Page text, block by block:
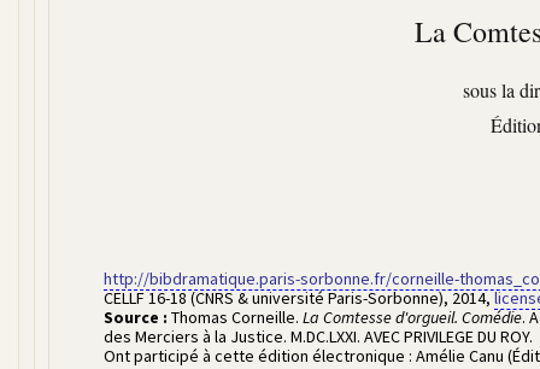
La
sous la
http://bibdramatique.paris-sorbonne.fr/corneille-
CELLF 16-18 (CNRS & université Paris-Sorbonne),2014,
Source : Thomas Corneille. La Comtesse d'orgueil. Comédie.
des Merciers à la Justice. M.DC.LXXI. AVEC PRIVILEGE DU ROY.
Ont participé à cette édition électronique : Amélie Canu